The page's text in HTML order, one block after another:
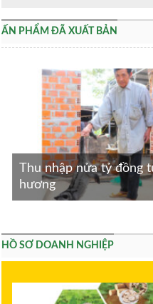
ẤN PHẨM ĐÃ XUẤT BẢN
Thu nhập nửa tỷ đồng
hương
HỒ SƠ DOANH NGHIỆP